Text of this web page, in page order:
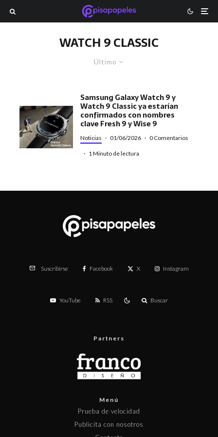
WATCH 9 CLASSIC
Último
Samsung Galaxy Watch 9 y
Watch 9 Classic ya estarían
confirmados con nombres
clave Fresh 9 y Wise 9
Noticias · 01/06/2026 · 0 Comentarios
· 1 Minuto de lectura
Suscribirse Facebook X Instagram
YouTube RSS Buscar
Partners
Menú
Prueba de velocidad
Publicita con nosotros